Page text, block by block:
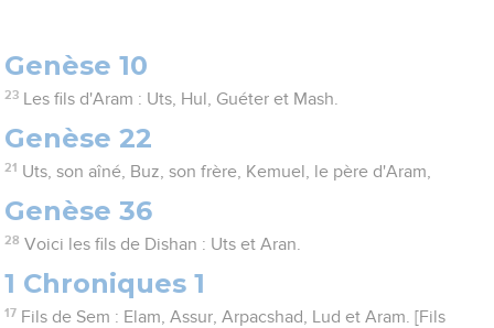
Genèse 10
23 Les fils d'Aram : Uts, Hul, Guéter et Mash.
Genèse 22
21 Uts, son aîné, Buz, son frère, Kemuel, le père d'Aram,
Genèse 36
28 Voici les fils de Dishan : Uts et Aran.
1 Chroniques 1
17 Fils de Sem : Elam, Assur, Arpacshad, Lud et Aram. [Fils